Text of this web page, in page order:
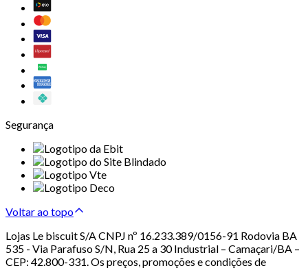
Segurança
Voltar ao topo
Lojas Le biscuit S/A CNPJ nº 16.233.389/0156-91 Rodovia BA
535 - Via Parafuso S/N, Rua 25 a 30 Industrial – Camaçari/BA –
CEP: 42.800-331. Os preços, promoções e condições de